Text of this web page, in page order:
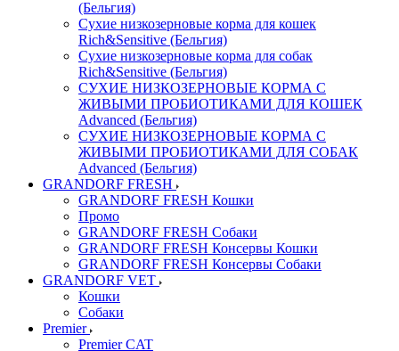
(Бельгия)
Сухие низкозерновые корма для кошек
Rich&Sensitive (Бельгия)
Сухие низкозерновые корма для собак
Rich&Sensitive (Бельгия)
СУХИЕ НИЗКОЗЕРНОВЫЕ КОРМА С
ЖИВЫМИ ПРОБИОТИКАМИ ДЛЯ КОШЕК
Advanced (Бельгия)
СУХИЕ НИЗКОЗЕРНОВЫЕ КОРМА С
ЖИВЫМИ ПРОБИОТИКАМИ ДЛЯ СОБАК
Advanced (Бельгия)
GRANDORF FRESH
GRANDORF FRESH Кошки
Промо
GRANDORF FRESH Собаки
GRANDORF FRESH Консервы Кошки
GRANDORF FRESH Консервы Собаки
GRANDORF VET
Кошки
Собаки
Premier
Premier CAT